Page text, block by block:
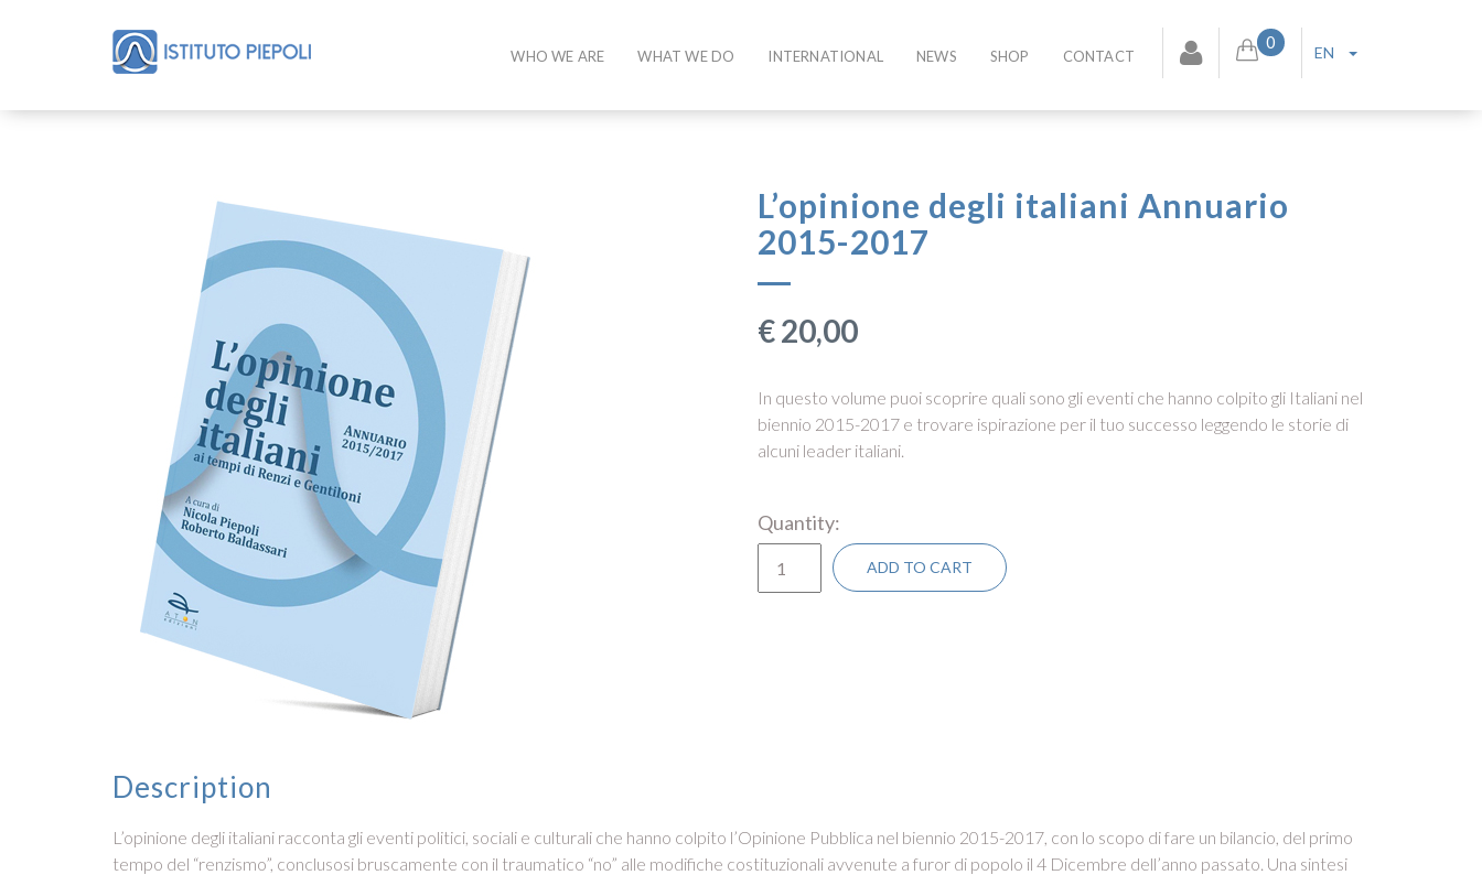
WHO WE ARE WHAT WE DO INTERNATIONAL NEWS SHOP CONTACT
0
EN
L’opinione degli italiani Annuario
2015-2017
€20,00
In questo volume puoi scoprire quali sono gli eventi che hanno colpito gli Italiani nel
biennio 2015-2017 e trovare ispirazione per il tuo successo leggendo le storie di
alcuni leader italiani.
Quantity
ADD TO CART
Description
L’opinione degli italiani racconta gli eventi politici, sociali e culturali che hanno colpito l’Opinione Pubblica nel biennio 2015-2017, con lo scopo di fare un bilancio, del primo
tempo del “renzismo”, conclusosi bruscamente con il traumatico “no” alle modifiche costituzionali avvenute a furor di popolo il 4 Dicembre dell’anno passato. Una sintesi